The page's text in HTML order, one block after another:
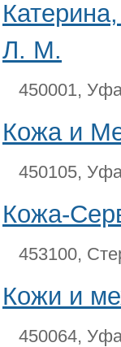
Л. М.
450001,
Кожа и
450105,
Кожа-
453100,
Кожи и
450064,